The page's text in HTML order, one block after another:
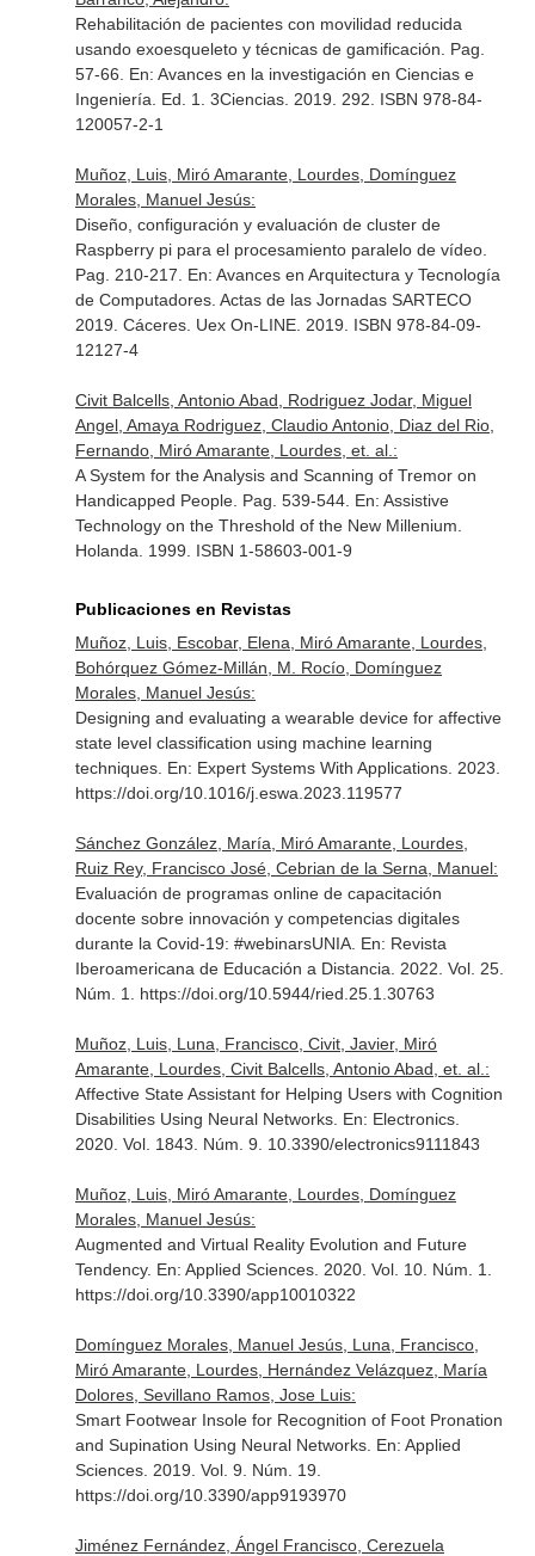
Rehabilitación de pacientes con movilidad reducida
usando exoesqueleto y técnicas de gamificación. Pag.
57-66. En: Avances en la investigación en Ciencias e
Ingeniería . Ed. 1. 3Ciencias. 2019. 292. ISBN 978-84-
120057-2-1
Muñoz, Luis, Miró Amarante, Lourdes, Domínguez
Morales, Manuel Jesús:
Diseño, configuración y evaluación de cluster de
Raspberry pi para el procesamiento paralelo de vídeo.
Pag. 210-217. En: Avances en Arquitectura y Tecnología
de Computadores. Actas de las Jornadas SARTECO
2019 . Cáceres. Uex On-LINE. 2019. ISBN 978-84-09-
12127-4
Civit Balcells, Antonio Abad, Rodriguez Jodar, Miguel
Angel, Amaya Rodriguez, Claudio Antonio, Diaz del Rio,
Fernando, Miró Amarante, Lourdes, et. al.:
A System for the Analysis and Scanning of Tremor on
Handicapped People. Pag. 539-544. En: Assistive
Technology on the Threshold of the New Millenium
Holanda. 1999. ISBN 1-58603-001-9
Publicaciones en Revistas
Muñoz, Luis, Escobar, Elena, Miró Amarante, Lourdes,
Bohórquez Gómez-Millán, M. Rocío, Domínguez
Morales, Manuel Jesús:
Designing and evaluating a wearable device for affective
state level classification using machine learning
techniques. En: Expert Systems With Applications. 2023.
https://doi.org/10.1016/j.eswa.2023.119577
Sánchez González, María, Miró Amarante, Lourdes,
Ruiz Rey, Francisco José, Cebrian de la Serna, Manuel:
Evaluación de programas online de capacitación
docente sobre innovación y competencias digitales
durante la Covid-19: #webinarsUNIA. En: Revista
Iberoamericana de Educación a Distancia . 2022. Vol. 25.
Núm. 1. https://doi.org/10.5944/ried.25.1.30763
Muñoz, Luis, Luna, Francisco, Civit, Javier, Miró
Amarante, Lourdes, Civit Balcells, Antonio Abad, et. al.:
Affective State Assistant for Helping Users with Cognition
Disabilities Using Neural Networks. En: Electronics.
2020. Vol. 1843. Núm. 9. 10.3390/electronics9111843
Muñoz, Luis, Miró Amarante, Lourdes, Domínguez
Morales, Manuel Jesús:
Augmented and Virtual Reality Evolution and Future
Tendency. En: Applied Sciences. 2020. Vol. 10. Núm. 1.
https://doi.org/10.3390/app10010322
Domínguez Morales, Manuel Jesús, Luna, Francisco,
Miró Amarante, Lourdes, Hernández Velázquez, María
Dolores, Sevillano Ramos, Jose Luis:
Smart Footwear Insole for Recognition of Foot Pronation
and Supination Using Neural Networks. En: Applied
Sciences. 2019. Vol. 9. Núm. 19.
https://doi.org/10.3390/app9193970
Jiménez Fernández, Ángel Francisco, Cerezuela